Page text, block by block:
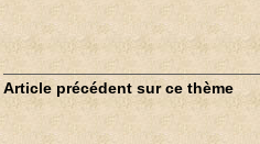
Article précédent sur ce thème